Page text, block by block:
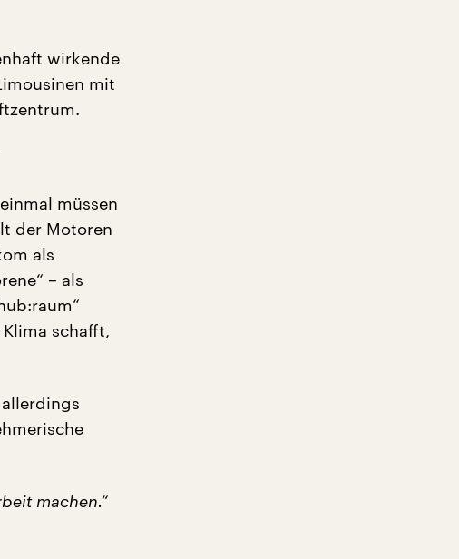
wirkende
mit
müssen
der Motoren
als
– als
schafft,
machen.“